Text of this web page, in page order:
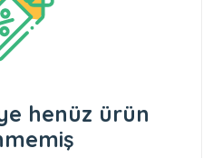
henüz ürün